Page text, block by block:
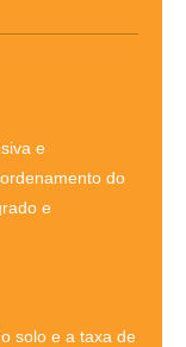
e
do
e
solo e a taxa de